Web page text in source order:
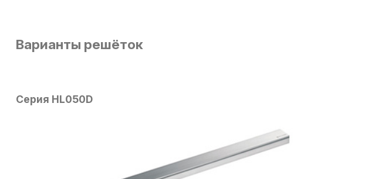
Варианты решёток
Серия HL050D